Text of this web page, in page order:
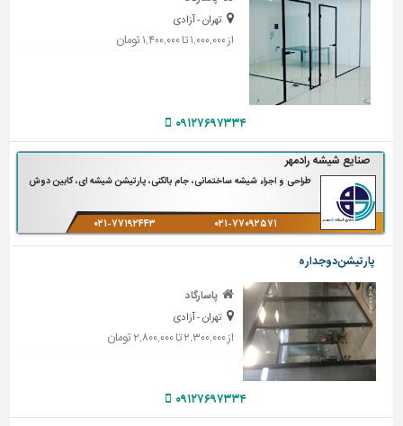
تهران - آزادی
از ۱,۰۰۰,۰۰۰ تا ۱,۴۰۰,۰۰۰ تومان
۰۹۱۲۷۶۹۷۳۳۴
صنایع شیشه رادمهر
طراحی و اجراء شیشه ساختمانی، جام بالکنی، پارتیشن شیشه ای، کابین دوش
۰۲۱-۷۷۱۹۲۴۴۳ ۰۲۱-۷۷۰۹۲۵۷۱
پارتیشن دوجداره
پاسارگاد
تهران - آزادی
از ۲,۳۰۰,۰۰۰ تا ۲,۸۰۰,۰۰۰ تومان
۰۹۱۲۷۶۹۷۳۳۴